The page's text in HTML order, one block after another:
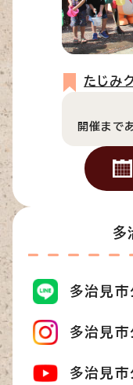
たじみ
開催まで
多
多治見
多治見
多治見市